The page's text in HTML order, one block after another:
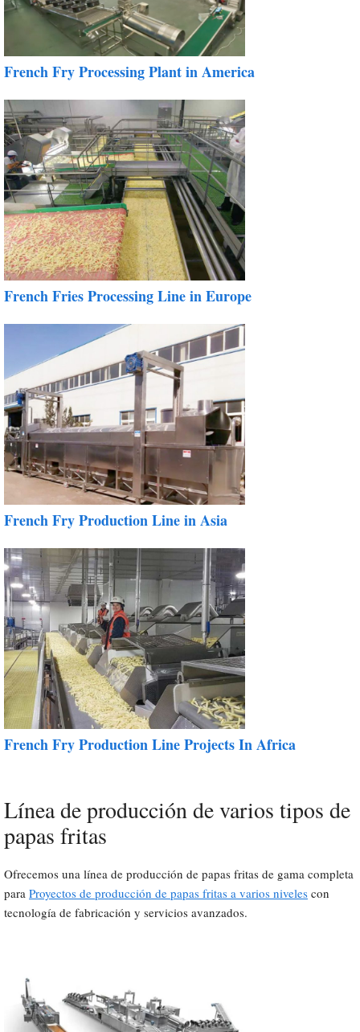
French Fry Processing Plant in America
French Fries Processing Line in Europe
French Fry Production Line in Asia
French Fry Production Line Projects In Africa
Línea de producción de varios tipos de
papas fritas
Ofrecemos una línea de producción de papas fritas de gama completa
para Proyectos de producción de papas fritas a varios niveles con
tecnología de fabricación y servicios avanzados.